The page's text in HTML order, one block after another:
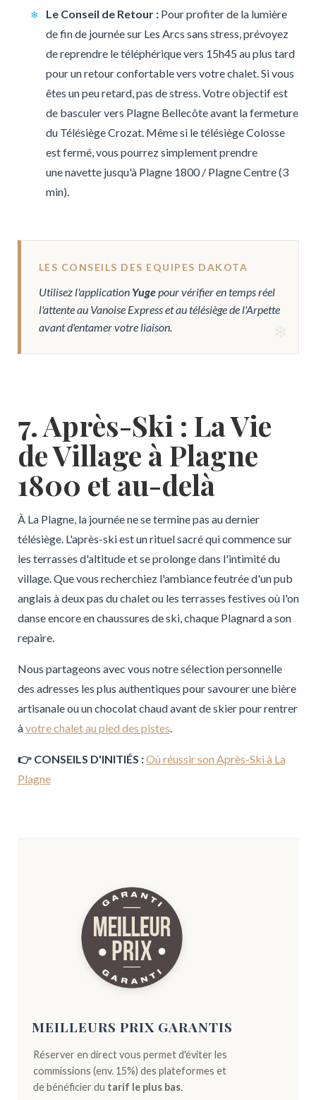
Le Conseil de Retour :Pour profiter de la lumière
de fin de journée sur Les Arcs sans stress, prévoyez
de reprendre le téléphérique vers 15h45 au plus tard
pour un retour confortable vers votre chalet. Si vous
êtes un peu retard, pas de stress. Votre objectif est
de basculer vers Plagne Bellecôte avant la fermeture
du Télésiège Crozat. Même si le télésiège Colosse
est fermé, vous pourrez simplement prendre
une navette jusqu'à Plagne 1800 / Plagne Centre (3
min).
LES CONSEILS DES EQUIPES DAKOTA
Utilisez l'application Yugepour vérifier en temps réel
l'attente au Vanoise Express et au télésiège de l'Arpette
avant d'entamer votre liaison.
7. Après-Ski : La Vie
de Village à Plagne
1800 et au-delà
À La Plagne, la journée ne se termine pas au dernier
télésiège. L'après-ski est un rituel sacré qui commence sur
les terrasses d'altitude et se prolonge dans l'intimité du
village. Que vous recherchiez l'ambiance feutrée d'un pub
anglais à deux pas du chalet ou les terrasses festives où l'on
danse encore en chaussures de ski, chaque Plagnard a son
repaire.
Nous partageons avec vous notre sélection personnelle
des adresses les plus authentiques pour savourer une bière
artisanale ou un chocolat chaud avant de skier pour rentrer
àvotre chalet au pied des pistes.
👉 CONSEILS D'INITIÉS :Où réussir son Après-Ski à La
Plagne
MEILLEURS PRIX GARANTIS
Réserver en direct vous permet d'éviter les
commissions (env. 15%) des plateformes et
de bénéficier du tarif le plus bas.